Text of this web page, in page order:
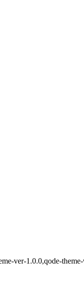
ver-1.0.0,qode-